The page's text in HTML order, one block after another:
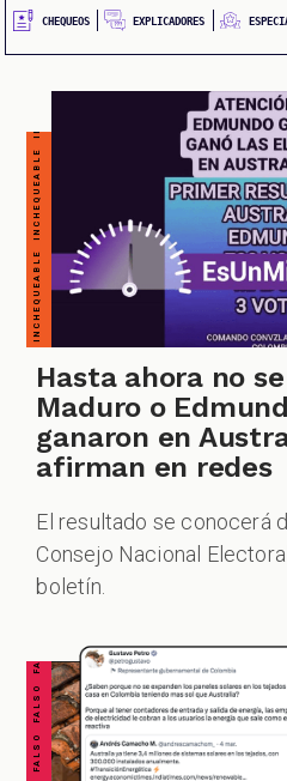
CHEQUEOS EXPLICADORES
Hasta ahora no
Maduro o
ganaron en
afirman en redes
El resultado se conocerá
Consejo Nacional
boletín.
FALSO FALSO FALSO FALSO FALSO FALSO FALSO